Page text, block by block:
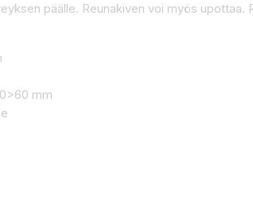
päälle. Reunakiven voi myös
mm